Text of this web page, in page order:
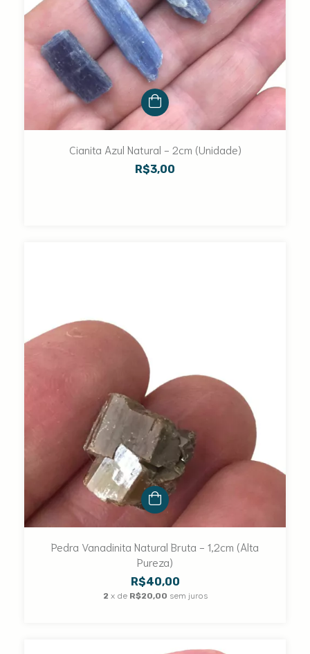
Cianita Azul Natural - 2cm (Unidade)
R$3,00
Pedra Vanadinita Natural Bruta - 1,2cm (Alta
Pureza)
R$40,00
2 x de R$20,00 sem juros